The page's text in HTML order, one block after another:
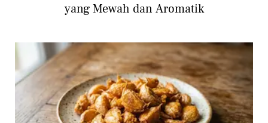
yang Mewah dan Aromatik